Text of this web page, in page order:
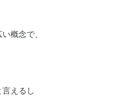
概念で、
えるし